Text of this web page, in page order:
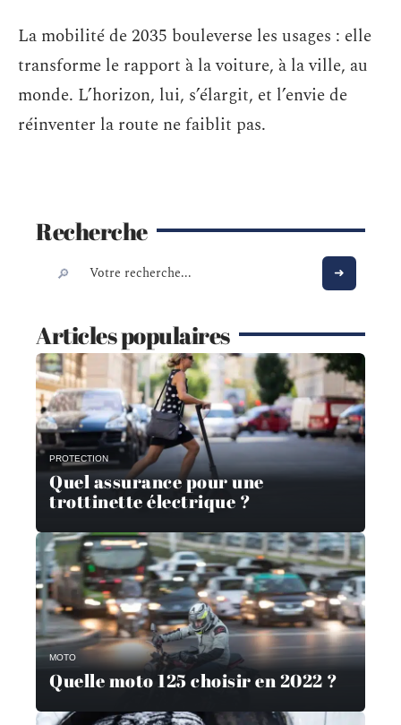
La mobilité de 2035 bouleverse les usages : elle
transforme le rapport à la voiture, à la ville, au
monde. L’horizon, lui, s’élargit, et l’envie de
réinventer la route ne faiblit pas.
Recherche
Articles populaires
PROTECTION
Quel assurance pour une
trottinette électrique ?
MOTO
Quelle moto 125 choisir en 2022 ?